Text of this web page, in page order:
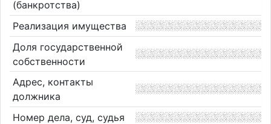
(банкротства)
Реализация имущества
Доля государственной
собственности
Адрес, контакты
должника
Номер дела, суд, судья